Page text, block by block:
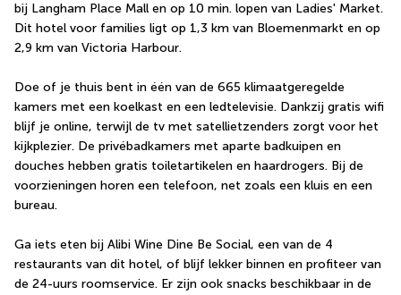
bij Langham Place Mall en op 10 min. lopen van Ladies' Market.
Dit hotel voor families ligt op 1,3 km van Bloemenmarkt en op
2,9 km van Victoria Harbour.
Doe of je thuis bent in één van de 665 klimaatgeregelde
kamers met een koelkast en een ledtelevisie. Dankzij gratis wifi
blijf je online, terwijl de tv met satellietzenders zorgt voor het
kijkplezier. De privébadkamers met aparte badkuipen en
douches hebben gratis toiletartikelen en haardrogers. Bij de
voorzieningen horen een telefoon, net zoals een kluis en een
bureau.
Ga iets eten bij Alibi Wine Dine Be Social, een van de 4
restaurants van dit hotel, of blijf lekker binnen en profiteer van
de 24-uurs roomservice. Er zijn ook snacks beschikbaar in de